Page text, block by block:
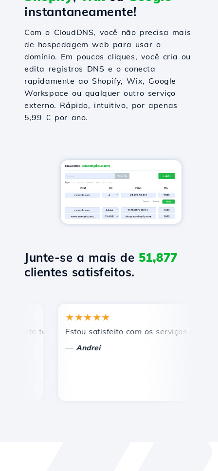
instantaneamente!
Com o CloudDNS, você não precisa mais
de hospedagem web para usar o
domínio. Em poucos cliques, você cria ou
edita registros DNS e o conecta
rapidamente ao Shopify, Wix, Google
Workspace ou qualquer outro serviço
externo. Rápido, intuitivo, por apenas
5,99 € por ano.
Junte-se a mais de 51,877
clientes satisfeitos.
técnico rápido e eficiente.
★★★★★
Estou satisfeito com os serviços oferecidos
Andrei